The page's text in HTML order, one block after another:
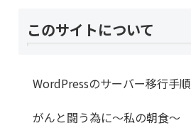
このサイトについて
WordPressのサーバー移行手順
がんと闘う為に～私の朝食～